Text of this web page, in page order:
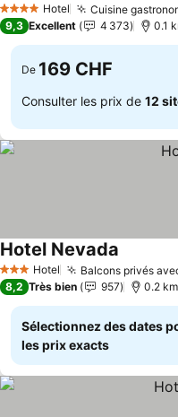
4 Étoiles Hotel Cuisine
9,3 Excellent 4 373 0.1
De 169 CHF
Consulter les prix de 12
3 ÉtoilesHotel Balcons privés
Hotel Nevada
8,2 Très bien 957 0.2
Sélectionnez des dates
les prix exacts